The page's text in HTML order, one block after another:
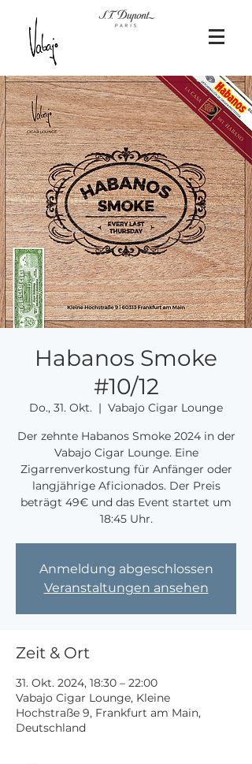
Habanos Smoke
#10/12
Do., 31. Okt.
  |
Vabajo Cigar Lounge
Der zehnte Habanos Smoke 2024 in der
Vabajo Cigar Lounge. Eine
Zigarrenverkostung für Anfänger oder
langjährige Aficionados. Der Preis
beträgt 49€ und das Event startet um
18:45 Uhr.
Anmeldung abgeschlossen
Veranstaltungen ansehen
Zeit & Ort
31. Okt. 2024, 18:30 – 22:00
Vabajo Cigar Lounge, Kleine
Hochstraße 9, Frankfurt am Main,
Deutschland